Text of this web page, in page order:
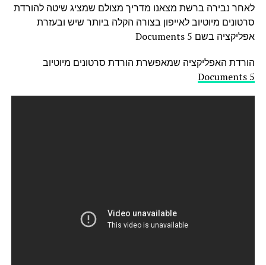
לאחר נבירה ברשת מצאנו מדריך מצולם שמציג שיטה להורדת
סרטונים מיוטיוב לאייפון בצורה הקלה ביותר שיש ובעזרת
אפליקציה בשם Documents 5
הורדת האפליקציה שמאפשרת הורדת סרטונים מיוטיוב
Documents 5